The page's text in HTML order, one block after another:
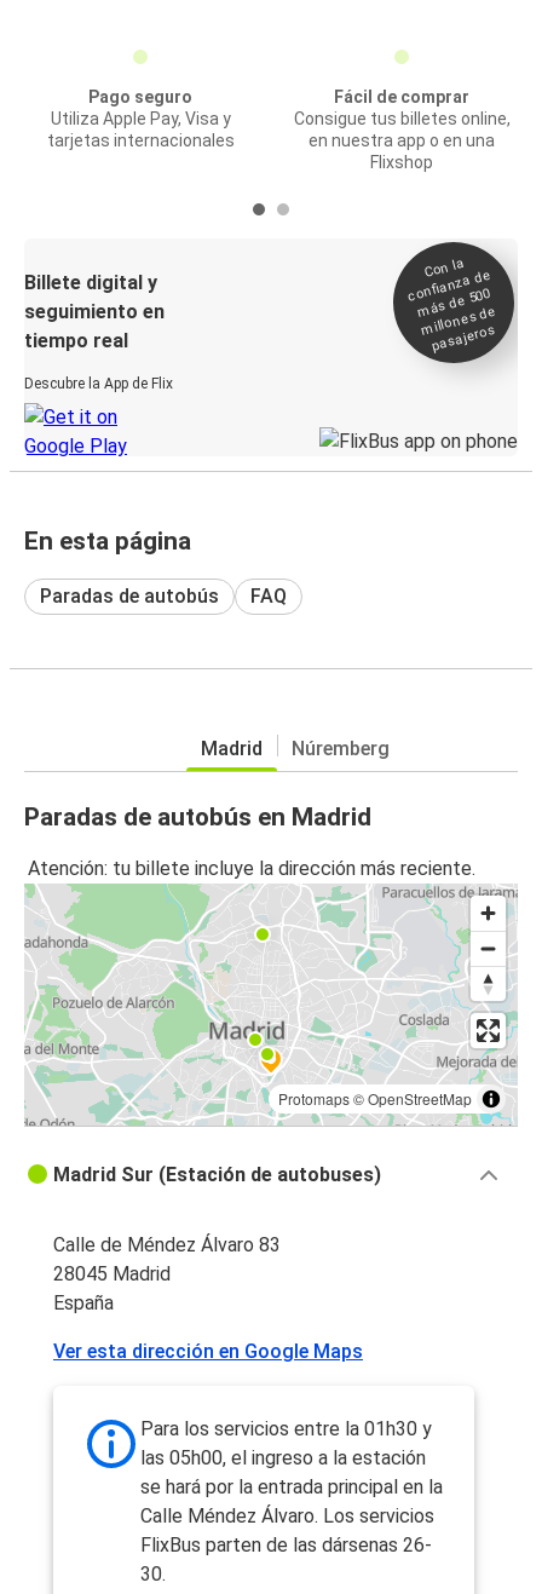
Pago seguro
Utiliza Apple Pay, Visa y
tarjetas internacionales
Fácil de comprar
Consigue tus billetes online,
en nuestra app o en una
Flixshop
Billete digital y
seguimiento en
tiempo real
Descubre la App de Flix
Con la
confianza de
más de 500
millones de
pasajeros
En esta página
Paradas de autobús FAQ
Madrid Núremberg
Paradas de autobús en Madrid
Atención: tu billete incluye la dirección más reciente.
Protomaps©OpenStreetMap
Madrid Sur (Estación de autobuses)
Calle de Méndez Álvaro 83
28045 Madrid
España
Ver esta dirección en Google Maps
Para los servicios entre la 01h30 y
las 05h00, el ingreso a la estación
se hará por la entrada principal en la
Calle Méndez Álvaro. Los servicios
FlixBus parten de las dársenas 26-
30.